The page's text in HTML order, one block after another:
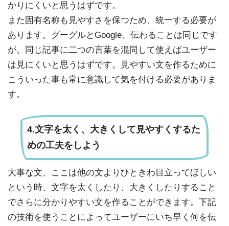
かりにくいと思うはずです。
また固有名称も見やすさを保つため、統一する必要が
あります。グーグルとGoogle、伝わることは同じです
が、同じ記事に二つの言葉を混同して使えばユーザー
は見にくいと思うはずです。見やすい文を作るために
こういった事も常に意識して気を付ける必要がありま
す。
4.文字を太く、大きくして見やすくするた
めの工夫をしよう
大事な文、ここは他の文よりひときわ目立ってほしい
という時、文字を太くしたり、大きくしたりすること
でさらに分かりやすい文を作ることができます。下記
の技術を使うことによってユーザーにいち早く何を伝